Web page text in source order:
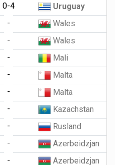
0-4
Uruguay
-
Wales
-
Wales
-
Mali
-
Malta
-
Malta
-
Kazachstan
-
Rusland
-
Azerbeidzjan
-
Azerbeidzjan